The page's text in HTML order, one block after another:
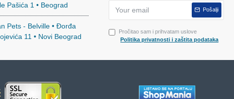
Pašića 1 • Beograd
Pets - Belville • Đorđa
11 • Novi Beograd
Pošalji
Pročitao sam i prihvatam uslove
Politika privatnosti i zaštita podataka